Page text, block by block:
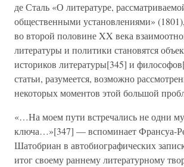
де Сталь «О литературе,
общественными установлениями»
во второй половине XX века
литературы и политики становятся
историков литературы[345] и
статьи, разумеется, возможно
некоторых моментов этой большой
«…На моем пути встречались не одни
ключа…»[347] — вспоминает Франсуа-
Шатобриан в автобиографических
итог своему раннему литературному